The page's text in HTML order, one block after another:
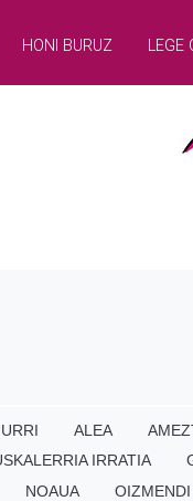
HONI BURUZ LEGE
ALEA
IRRATIA
NOAUA